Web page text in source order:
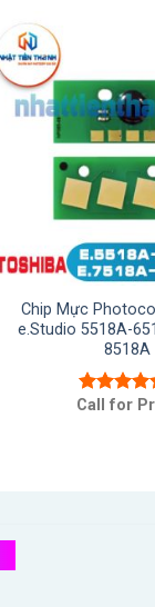
Chip Mực
e.Studio 5518A-
8518A
Được xếp
Call for